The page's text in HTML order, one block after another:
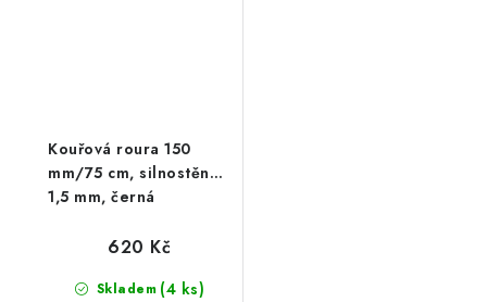
Kouřová roura 150
mm/75 cm, silnostěnná
1,5 mm, černá
Skladem (4 ks)
620 Kč